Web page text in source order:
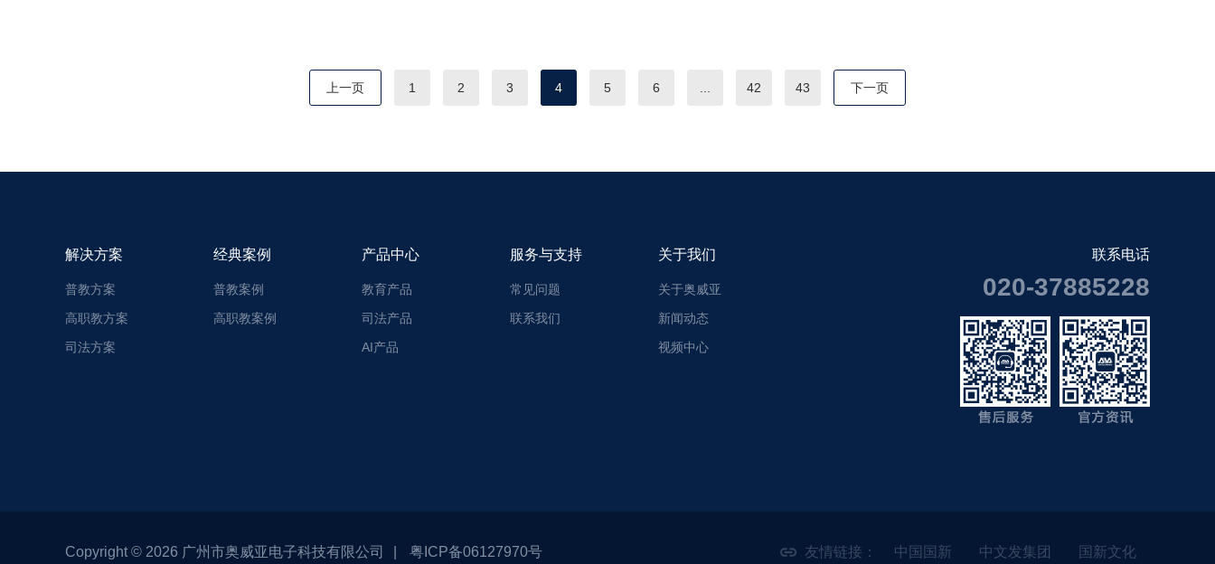
上一页 1 2 3 4 5 6 42 43 下一页
解决方案
普教方案
高职教方案
司法方案
经典案例
普教案例
高职教案例
产品中心
教育产品
司法产品
AI产品
服务与支持
常见问题
联系我们
关于我们
关于奥威亚
新闻动态
视频中心
联系电话
020-37885228
Copyright © 2026 广州市奥威亚电子科技有限公司 粤ICP备06127970号 友情链接： 中国国新 中文发集团 国新文化